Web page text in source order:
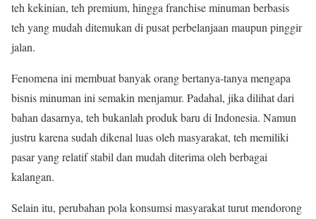
teh kekinian, teh premium, hingga franchise minuman berbasis
teh yang mudah ditemukan di pusat perbelanjaan maupun pinggir
jalan.
Fenomena ini membuat banyak orang bertanya-tanya mengapa
bisnis minuman ini semakin menjamur. Padahal, jika dilihat dari
bahan dasarnya, teh bukanlah produk baru di Indonesia. Namun
justru karena sudah dikenal luas oleh masyarakat, teh memiliki
pasar yang relatif stabil dan mudah diterima oleh berbagai
kalangan.
Selain itu, perubahan pola konsumsi masyarakat turut mendorong